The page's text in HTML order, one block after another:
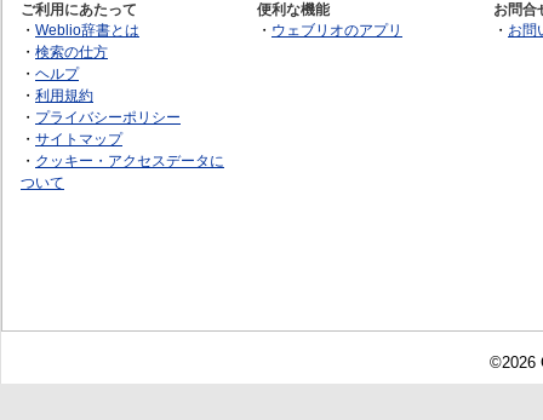
ご利用にあたって
・ Weblio辞書とは
・ 検索の仕方
・ ヘルプ
・ 利用規約
・ プライバシーポリシー
・ サイトマップ
・ クッキー・アクセスデータに
ついて
便利な機能
・ ウェブリオのアプリ
お問合
・ お問
©2026